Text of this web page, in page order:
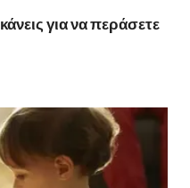
για να περάσετε